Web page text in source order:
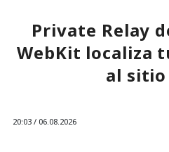
Private Relay
WebKit localiza
al
20:03 / 06.08.2026